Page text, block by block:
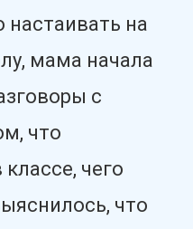
настаивать на
мама начала
с
что
чего
что